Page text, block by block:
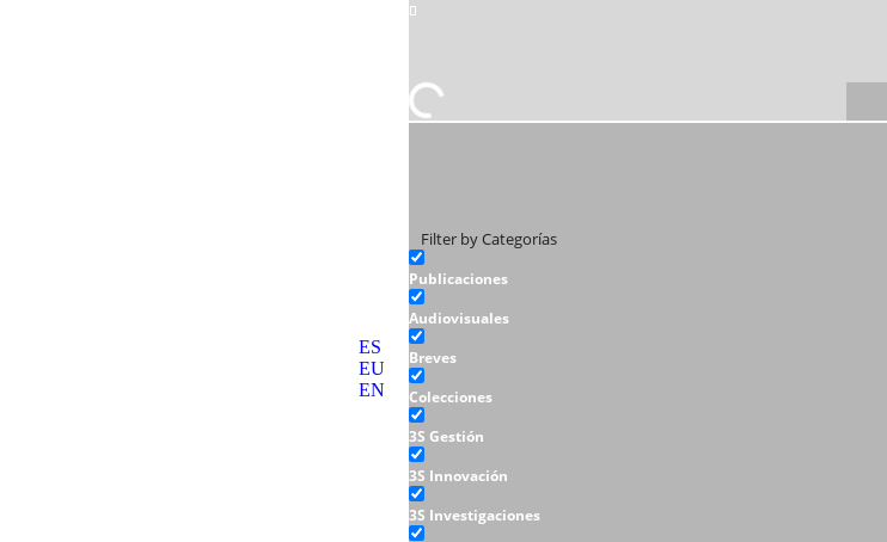
ES
EU
EN
Filter by Categorías
Publicaciones
Audiovisuales
Breves
Colecciones
3S Gestión
3S Innovación
3S Investigaciones